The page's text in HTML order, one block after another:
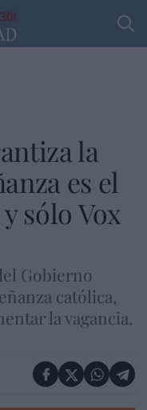
30
la
es el
sólo Vox
Gobierno
católica,
la vagancia.